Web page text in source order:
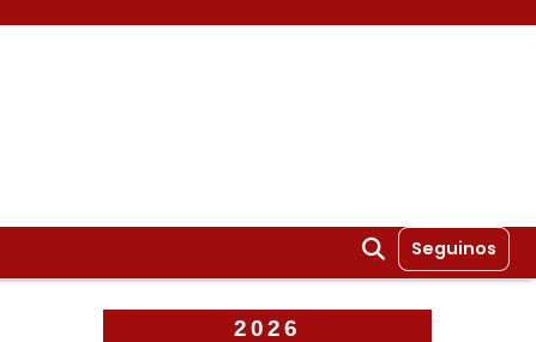
Seguinos
2026